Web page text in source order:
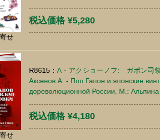
せ
税込価格 ¥5,280
せ
R8615： A・アクショーノフ: ガポン司
Аксенов А. - Поп Гапон и японские
дореволюционной России. М.:
税込価格 ¥4,180